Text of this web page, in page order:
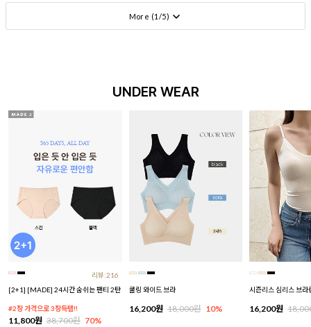
More (1 /5)
UNDER WEAR
리뷰:216
[2+1] [MADE] 24시간 숨쉬는 팬티 2탄
#2장 가격으로 3장득템!!
11,800원 38,700원 70%
쿨링 와이드 브라
16,200원 18,000원 10%
시즌리스 심리스 브라
16,200원